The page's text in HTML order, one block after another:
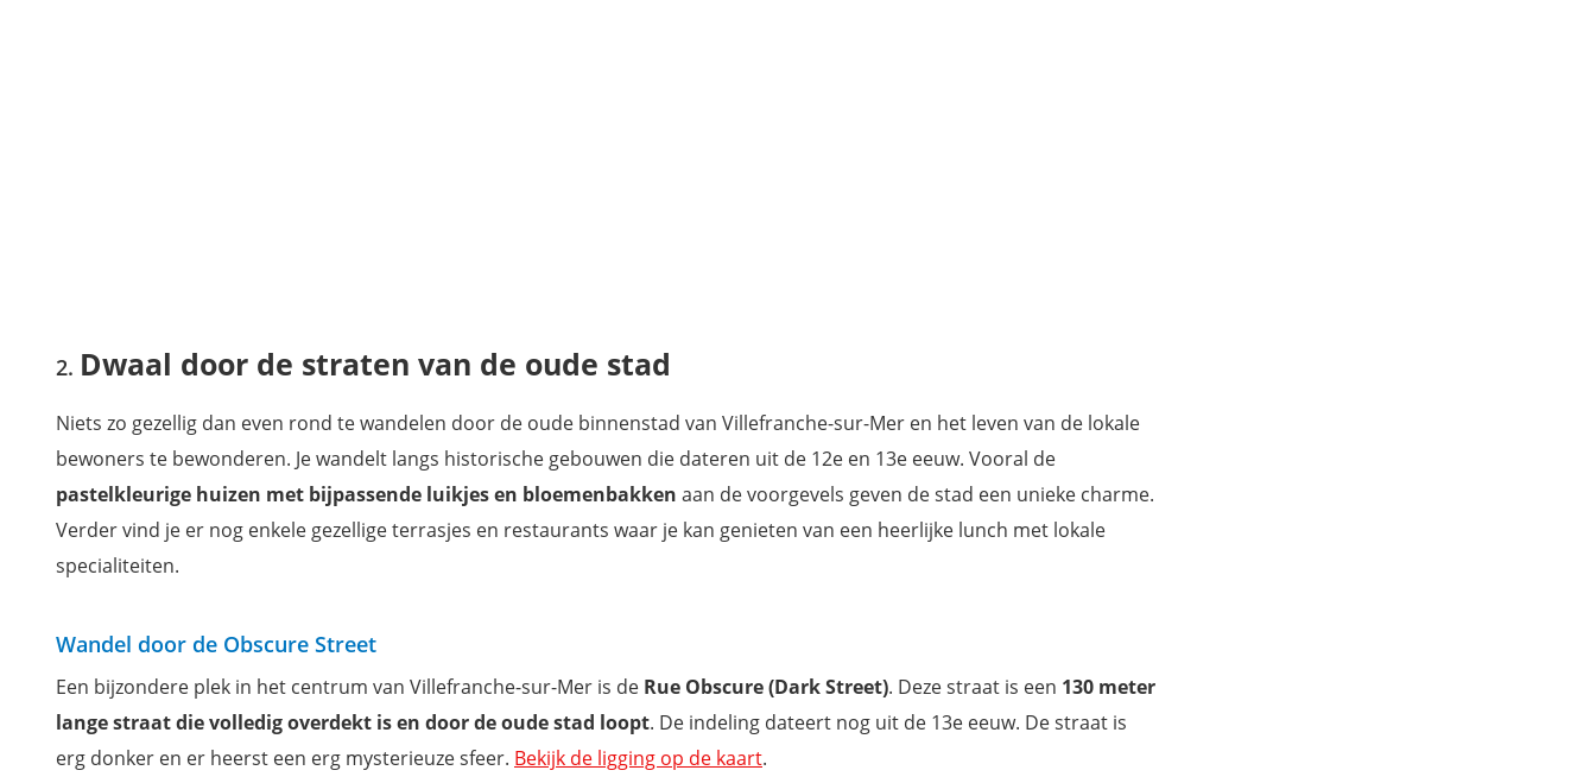
Dwaal door de straten van de oude stad
Niets zo gezellig dan even rond te wandelen door de oude binnenstad van Villefranche-sur-Mer en het leven van de lokale
bewoners te bewonderen. Je wandelt langs historische gebouwen die dateren uit de 12e en 13e eeuw. Vooral de
pastelkleurige huizen met bijpassende luikjes en bloemenbakken aan de voorgevels geven de stad een unieke charme.
Verder vind je er nog enkele gezellige terrasjes en restaurants waar je kan genieten van een heerlijke lunch met lokale
specialiteiten.
Wandel door de Obscure Street
Een bijzondere plek in het centrum van Villefranche-sur-Mer is de Rue Obscure (Dark Street). Deze straat is een 130 meter
lange straat die volledig overdekt is en door de oude stad loopt. De indeling dateert nog uit de 13e eeuw. De straat is
erg donker en er heerst een erg mysterieuze sfeer. Bekijk de ligging op de kaart.